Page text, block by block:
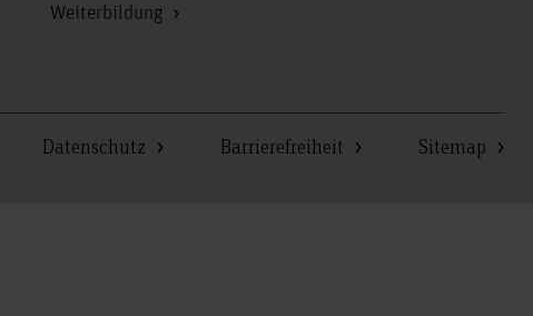
Weiterbildung
Datenschutz Barrierefreiheit Sitemap